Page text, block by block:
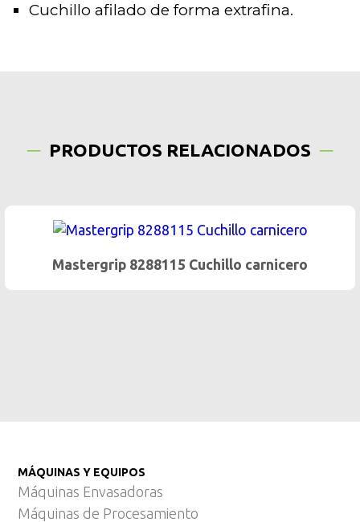
Cuchillo afilado de forma extrafina.
PRODUCTOS RELACIONADOS
carnicero Mastergrip 8288215
MÁQUINAS Y EQUIPOS
Máquinas Envasadoras
Máquinas de Procesamiento